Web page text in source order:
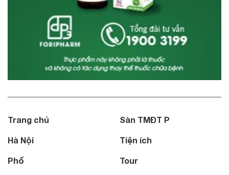
Trang chủ
Hà Nội
Phố
Sàn TMĐT P
Tiện ích
Tour